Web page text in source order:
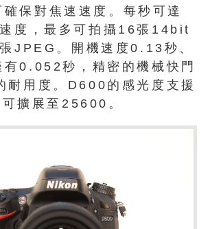
保對焦速速度。每秒可達
度，最多可拍攝16張14bit
JPEG。開機速度0.13秒、
有0.052秒，精密的機械快門
耐用度。D600的感光度支援
擴展至25600。